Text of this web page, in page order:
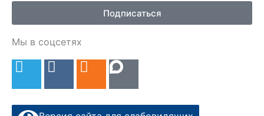
Подписаться
Мы в соцсетях
e
o